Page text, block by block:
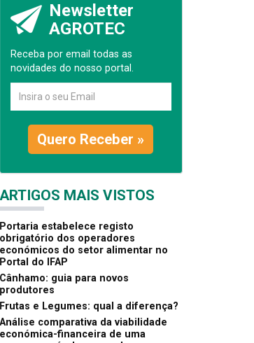
Newsletter
AGROTEC
Receba por email todas as
novidades do nosso portal.
Quero Receber »
ARTIGOS MAIS VISTOS
Portaria estabelece registo
obrigatório dos operadores
económicos do setor alimentar no
Portal do IFAP
Cânhamo: guia para novos
produtores
Frutas e Legumes: qual a diferença?
Análise comparativa da viabilidade
económica-financeira de uma